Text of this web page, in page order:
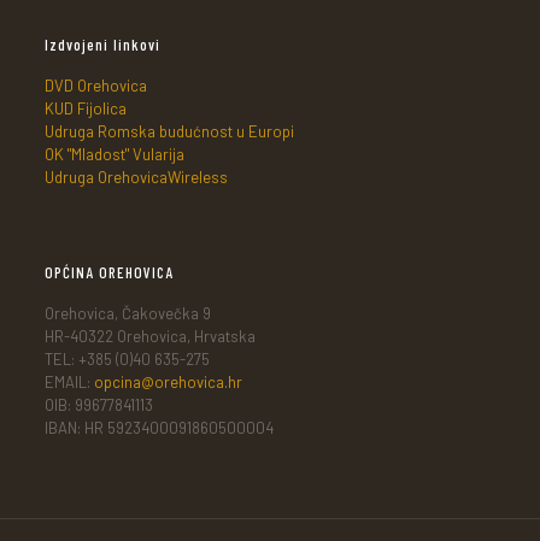
Izdvojeni linkovi
DVD Orehovica
KUD Fijolica
Udruga Romska budućnost u Europi
OK "Mladost" Vularija
Udruga OrehovicaWireless
OPĆINA OREHOVICA
Orehovica, Čakovečka 9
HR-40322 Orehovica, Hrvatska
TEL: +385 (0)40 635-275
EMAIL: opcina@orehovica.hr
OIB: 99677841113
IBAN: HR 5923400091860500004